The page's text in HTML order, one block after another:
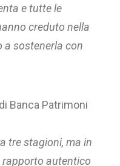
e tuttele
creduto nella
a sostenerla con
Banca Patrimoni
tre stagioni, ma in
rapporto autentico